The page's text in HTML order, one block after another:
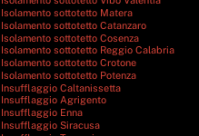
Isolamento sottotetto Matera
Isolamento sottotetto Catanzaro
Isolamento sottotetto Cosenza
Isolamento sottotetto Reggio Calabria
Isolamento sottotetto Crotone
Isolamento sottotetto Potenza
Insufflaggio Caltanissetta
Insufflaggio Agrigento
Insufflaggio Enna
Insufflaggio Siracusa